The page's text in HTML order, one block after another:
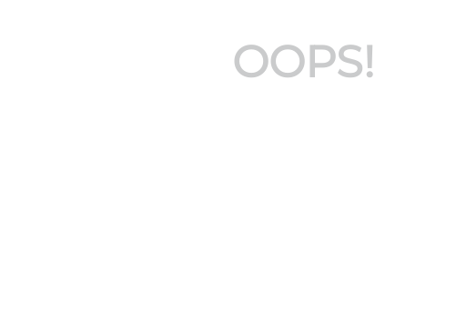
OOPS!